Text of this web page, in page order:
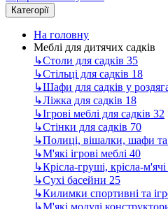
Категорії
На головну
Меблі для дитячих садків
↳Столи для садків 35
↳Стільці для садків 18
↳Шафи для садків у
↳Ліжка для садків 18
↳Ігрові меблі для садків 32
↳Стінки для садків 70
↳Полиці, вішалки, шафи та
↳М'які ігрові меблі 40
↳Крісла-груші, крісла-
↳Сухі басейни 25
↳Килимки спортивні та
↳М'які модулі